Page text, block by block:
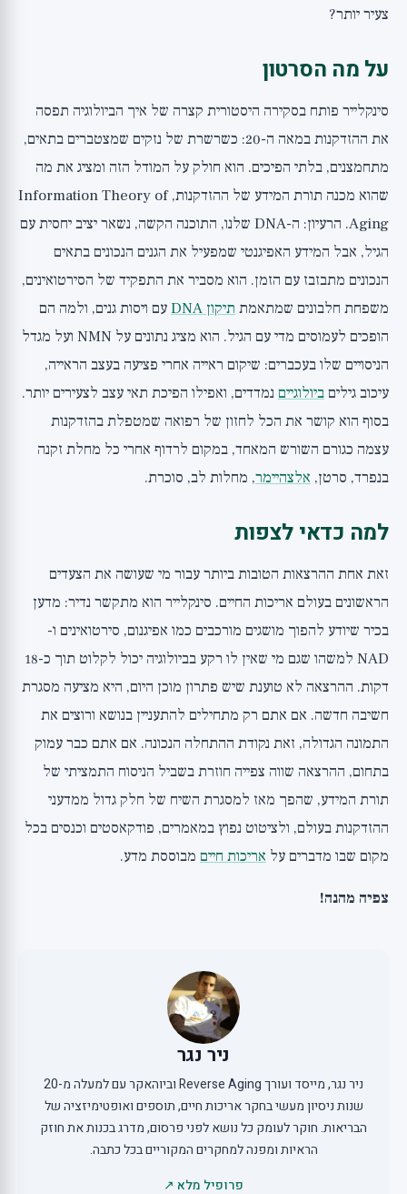
צעיר יותר?
על מה הסרטון
סינקלייר פותח בסקירה היסטורית קצרה של איך הביולוגיה תפסה
את ההזדקנות במאה ה-20: כשרשרת של נזקים שמצטברים בתאים,
מתחמצנים, בלתי הפיכים. הוא חולק על המודל הזה ומציג את מה
שהוא מכנה תורת המידע של ההזדקנות, Information Theory of
Aging. הרעיון: ה-DNA שלנו, התוכנה הקשה, נשאר יציב יחסית עם
הגיל, אבל המידע האפיגנטי שמפעיל את הגנים הנכונים בתאים
הנכונים מתבזבז עם הזמן. הוא מסביר את התפקיד של הסירטואינים,
משפחת חלבונים שמתאמת תיקון DNA
עם ויסות גנים, ולמה הם
הופכים לעמוסים מדי עם הגיל. הוא מציג נתונים על NMN ועל מגדל
הניסויים שלו בעכברים: שיקום ראייה אחרי פציעה בעצב הראייה,
עיכוב גיליםביולוגיים נמדדים, ואפילו הפיכת תאי עצב לצעירים יותר.
בסוף הוא קושר את הכל לחזון של רפואה שמטפלת בהזדקנות
עצמה כגורם השורש המאחד, במקום לרדוף אחרי כל מחלת זקנה
בנפרד, סרטן, אלצהיימר, מחלות לב, סוכרת.
למה כדאי לצפות
זאת אחת ההרצאות הטובות ביותר עבור מי שעושה את הצעדים
הראשונים בעולם אריכות החיים. סינקלייר הוא מתקשר נדיר: מדען
בכיר שיודע להפוך מושגים מורכבים כמו אפיגנום, סירטואינים ו-
NAD למשהו שגם מי שאין לו רקע בביולוגיה יכול לקלוט תוך כ-18
דקות. ההרצאה לא טוענת שיש פתרון מוכן היום, היא מציעה מסגרת
חשיבה חדשה. אם אתם רק מתחילים להתעניין בנושא ורוצים את
התמונה הגדולה, זאת נקודת ההתחלה הנכונה. אם אתם כבר עמוק
בתחום, ההרצאה שווה צפייה חוזרת בשביל הניסוח התמציתי של
תורת המידע, שהפך מאז למסגרת השיח של חלק גדול ממדעני
ההזדקנות בעולם, ולציטוט נפוץ במאמרים, פודקאסטים וכנסים בכל
מקום שבו מדברים על אריכות חיים מבוססת מדע.
צפיה מהנה!
ניר נגר
ניר נגר, מייסד ועורך Reverse Aging וביוהאקר עם למעלה מ-20
שנות ניסיון מעשי בחקר אריכות חיים, תוספים ואופטימיזציה של
הבריאות. חוקר לעומק כל נושא לפני פרסום, מדרג בכנות את חוזק
הראיות ומפנה למחקרים המקוריים בכל כתבה.
פרופיל מלא ↗